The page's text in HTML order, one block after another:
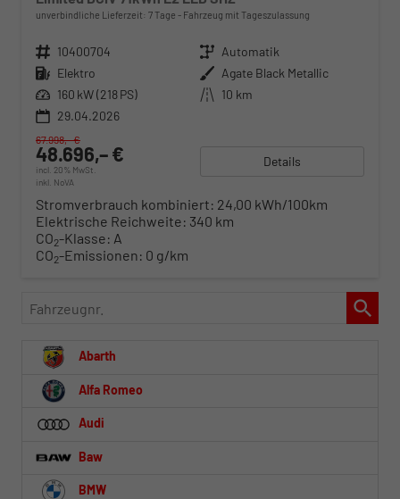
unverbindliche Lieferzeit: 7 Tage Fahrzeug mit Tageszulassung
Fahrzeugnr. 10400704 Getriebe Automatik
Kraftstoff Elektro Außenfarbe Agate Black Metallic
Leistung 160 kW (218 PS) Kilometerstand 10 km
29.04.2026
48.696,– €
incl. 20% MwSt.
inkl. NoVA
67.998,– €
Details
Stromverbrauch kombiniert: 24,00 kWh/100km
Elektrische Reichweite: 340 km
CO2-Klasse: A
CO2-Emissionen: 0 g/km
Fahrzeugnr.
Abarth
Alfa Romeo
Audi
Baw
BMW